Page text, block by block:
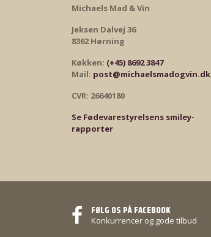
Michaels Mad & Vin
Jeksen Dalvej 36
8362 Hørning
Køkken: (+45) 8692 3847
Mail: post@michaelsmadogvin.dk
CVR: 26640180
Se Fødevarestyrelsens smiley-
rapporter
FØLG OS PÅ FACEBOOK
Konkurrencer og gode tilbud